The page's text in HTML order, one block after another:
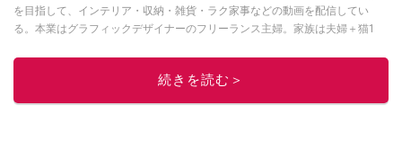
を目指して、インテリア・収納・雑貨・ラク家事などの動画を配信してい
る。本業はグラフィックデザイナーのフリーランス主婦。家族は夫婦＋猫1
ノベ人気事例1位
続きを読む＞